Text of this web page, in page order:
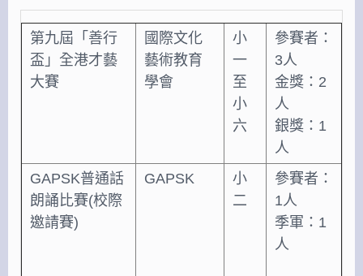
第九屆「善行
盃」全港才藝
大賽
國際文化
藝術教育
學會
小
一
至
小
六
參賽者：
3人
金獎：2
人
銀獎：1
人
GAPSK普通話
朗誦比賽(校際
邀請賽)
GAPSK
小
二
參賽者：
1人
季軍：1
人